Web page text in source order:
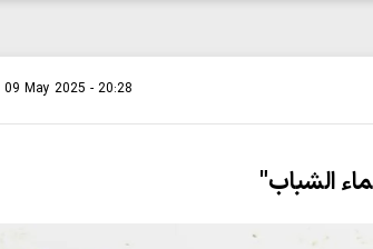
09 May 2025 - 20:28
الشباب"